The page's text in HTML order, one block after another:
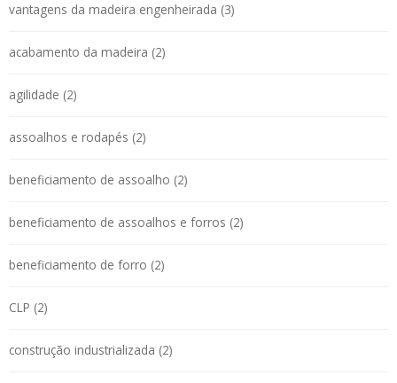
vantagens da madeira engenheirada (3)
acabamento da madeira (2)
agilidade (2)
assoalhos e rodapés (2)
beneficiamento de assoalho (2)
beneficiamento de assoalhos e forros (2)
beneficiamento de forro (2)
CLP (2)
construção industrializada (2)